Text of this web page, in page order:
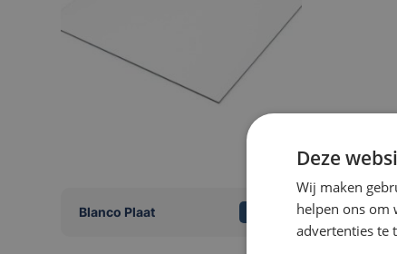
Blanco Plaat
Deze
Wij maken
helpen ons om
advertenties te